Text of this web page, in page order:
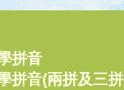
拼音
拼音(兩拼及三拼